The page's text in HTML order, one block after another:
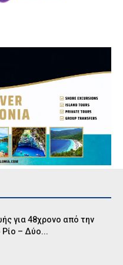
για 48χρονο από την
– Δύο...